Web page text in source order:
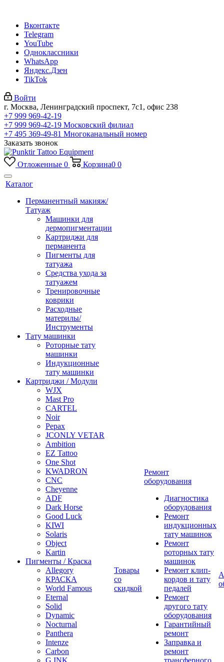
Вконтакте
Telegram
YouTube
Одноклассники
WhatsApp
Яндекс.Дзен
TikTok
Войти
г. Москва, Ленинградский проспект, 7с1, офис 238
+7 999 969-42-19
+7 999 969-42-19 Московский филиал
+7 495 369-49-81 Многоканальный номер
Заказать звонок
Отложенные 0 Корзина0 0
Каталог
Перманентный макияж/
Татуаж
Машинки для
дермопигментации
Картриджи для
перманента
Пигменты для
татуажа
Средства ухода за
татуажем
Тренировочные
коврики
Расходные
материлы/
Инструменты
Тату машинки
Роторные тату
машинки
Индукционные
тату машинки
Картриджи / Модули
WJX
Mast Pro
CARTEL
Noir
Pepax
JCONLY VETAR
Ambition
EZ Tattoo
One Shot
KWADRON
CNC
Cheyenne
ADF
Dark Horse
Good Luck
KIWI
Solaris
Object
Kartin
Пигменты / Краска
Allegory
КРАСКА
World Famous
Eternal
Solid
Dynamic
Nocturnal
Panthera
Intenze
Carbon
G INK
Товары
со
скидкой
Ремонт
оборудования
Диагностика
оборудования
Ремонт
индукционных
тату машинок
Ремонт
роторных тату
машинок
Ремонт клип-
кордов и тату
педалей
Ремонт
другого тату
оборудования
Гарантийный
ремонт
Заправка и
ремонт
трансферного